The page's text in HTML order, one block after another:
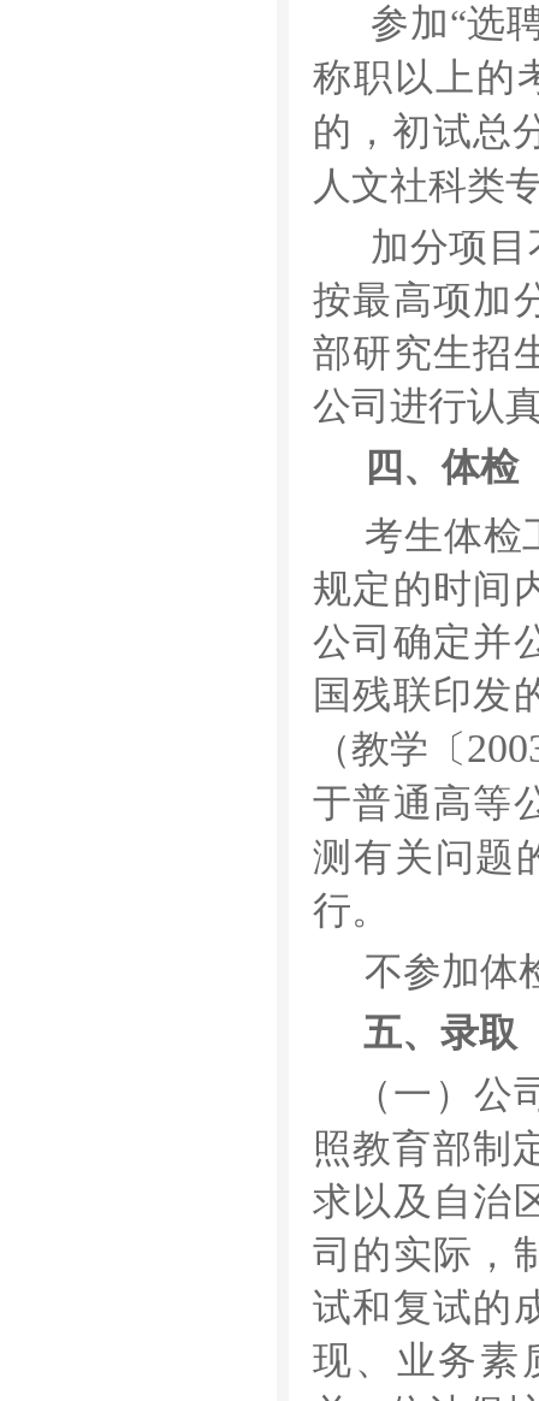
参加“选
称职以上的
的，初试总
人文社科类
加分项
按最高项加
部研究生招
公司进行认
四、体检
考生体检
规定的时间
公司确定并
国残联印发
（教学〔
于普通高等
测有关问题
行。
不参加体
五、录取
（一）
照教育部制
求以及自治
司的实际，
试和复试的
现、业务素